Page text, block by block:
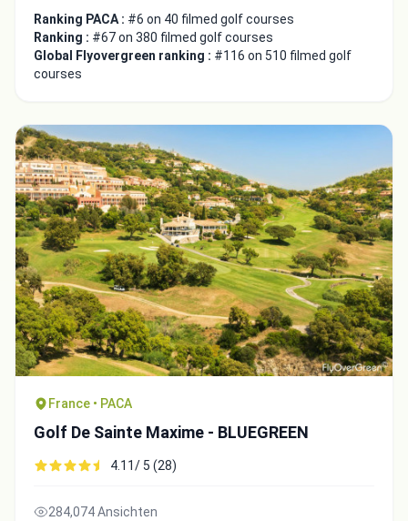
Ranking PACA : #6 on 40 filmed golf courses
Ranking : #67 on 380 filmed golf courses
Global Flyovergreen ranking : #116 on 510 filmed golf
courses
France • PACA
Golf De Sainte Maxime - BLUEGREEN
4.11/ 5 (28)
284,074 Ansichten